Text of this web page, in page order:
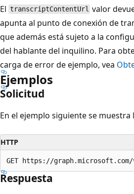
El transcriptContentUrl valor
apunta al punto de conexión de
que además está sujeto a la
del hablante del inquilino. Para
carga de error de ejemplo, vea
Ejemplos
Solicitud
En el ejemplo siguiente se muestra
HTTP
Respuesta